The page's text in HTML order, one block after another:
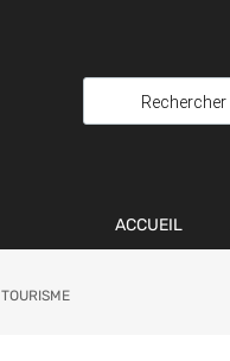
ACCUEIL
TOURISME